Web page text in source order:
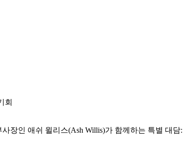
회
장인 애쉬 윌리스(Ash Willis)가 함께하는 특별 대담: